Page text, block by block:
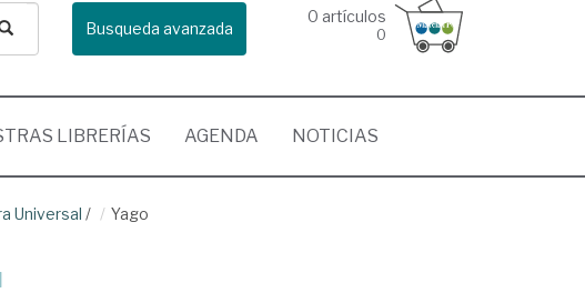
Busqueda avanzada
0 artículos
0
LIBRERÍAS AGENDA NOTICIAS
Universal / Yago